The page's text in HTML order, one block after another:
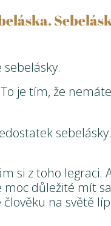
je tím, že
si z toho legraci.
důležité mít
na světě